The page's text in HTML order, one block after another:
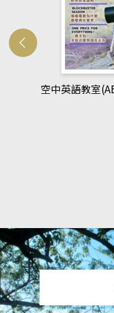
Library平台)